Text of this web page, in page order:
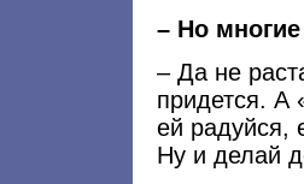
– Но
– Да не
придется. А
ей радуйся,
Ну и делай